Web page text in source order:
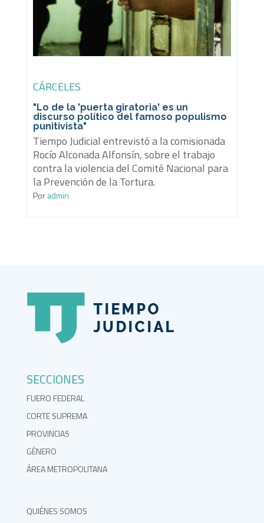
CÁRCELES
"Lo de la 'puerta giratoria' es un
discurso político del famoso populismo
punitivista"
Tiempo Judicial entrevistó a la comisionada
Rocío Alconada Alfonsín, sobre el trabajo
contra la violencia del Comité Nacional para
la Prevención de la Tortura.
Poradmin
SECCIONES
FUERO FEDERAL
CORTE SUPREMA
PROVINCIAS
GÉNERO
ÁREA METROPOLITANA
QUIÉNES SOMOS